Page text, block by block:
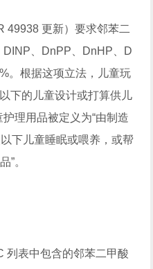
49938 更新）要求邻苯二
、DnPP、DnHP、D
。根据这项立法，儿童玩
下的儿童设计或打算供儿
理用品被定义为“由制造
下儿童睡眠或喂养，或帮
”。
表中包含的邻苯二甲酸